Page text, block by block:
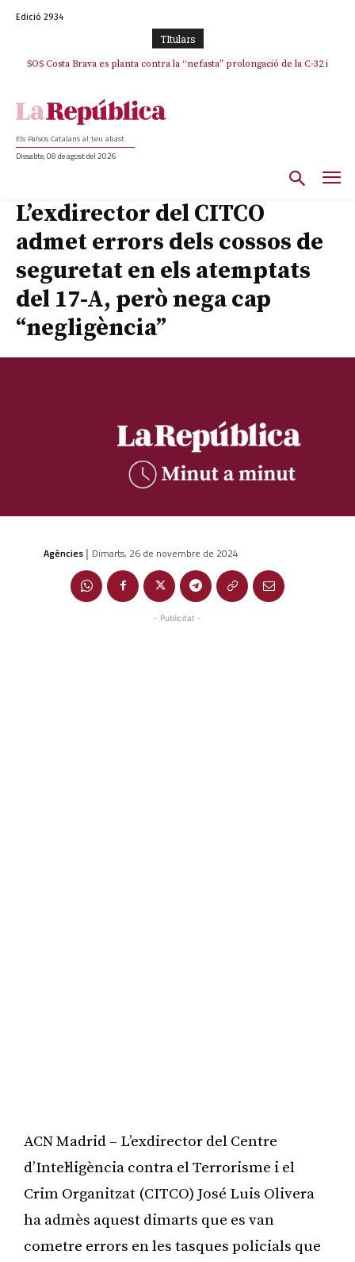
Edició 2934
TItulars
SOS Costa Brava es planta contra la “nefasta” prolongació de la C-32 i
Els Països Catalans al teu abast
Dissabte, 08 de agost del 2026
L’exdirector del CITCO
admet errors dels cossos de
seguretat en els atemptats
del 17-A, però nega cap
“negligència”
Agències | Dimarts, 26 de novembre de 2024
- Publicitat -
ACN Madrid – L’exdirector del Centre
d’Intel·ligència contra el Terrorisme i el
Crim Organitzat (CITCO) José Luis Olivera
ha admès aquest dimarts que es van
cometre errors en les tasques policials que